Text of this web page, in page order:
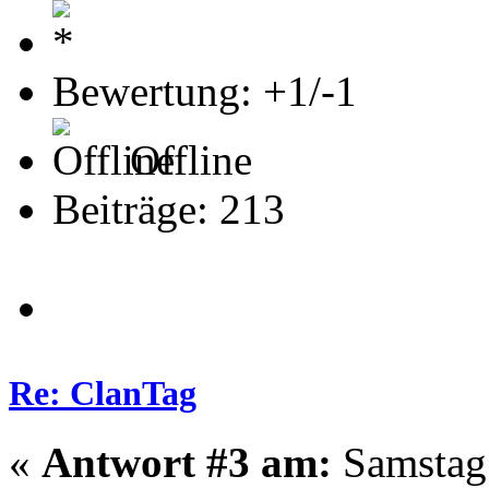
Bewertung: +1/-1
Offline
Beiträge: 213
Re: ClanTag
« Antwort #3 am: